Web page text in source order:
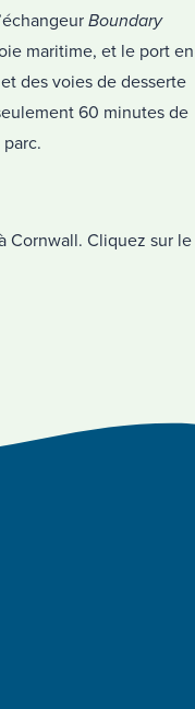
Boundary
maritime, et le port en
des voies de desserte
60 minutes de
Cornwall. Cliquez sur le